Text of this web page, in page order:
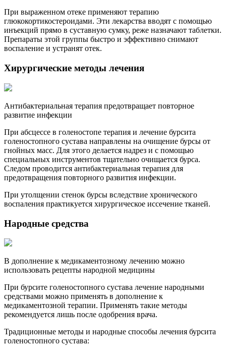
При выраженном отеке применяют терапию
глюкокортикостероидами. Эти лекарства вводят с помощью
инъекций прямо в суставную сумку, реже назначают таблетки.
Препараты этой группы быстро и эффективно снимают
воспаление и устранят отек.
Хирургические методы лечения
Антибактериальная терапия предотвращает повторное
развитие инфекции
При абсцессе в голеностопе терапия и лечение бурсита
голеностопного сустава направлены на очищение бурсы от
гнойных масс. Для этого делается надрез и с помощью
специальных инструментов тщательно очищается бурса.
Следом проводится антибактериальная терапия для
предотвращения повторного развития инфекции.
При утолщении стенок бурсы вследствие хронического
воспаления практикуется хирургическое иссечение тканей.
Народные средства
В дополнение к медикаментозному лечению можно
использовать рецепты народной медицины
При бурсите голеностопного сустава лечение народными
средствами можно применять в дополнение к
медикаментозной терапии. Применять такие методы
рекомендуется лишь после одобрения врача.
Традиционные методы и народные способы лечения бурсита
голеностопного сустава: